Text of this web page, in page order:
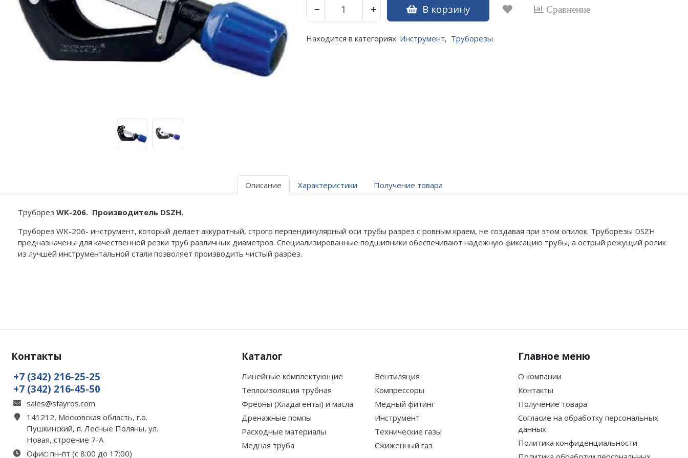
− + В корзину Сравнение
Находится в категориях: Инструмент, Труборезы
Описание Характеристики Получение товара
Труборез WK-206. Производитель DSZH.
Труборез WK-206- инструмент, который делает аккуратный, строго перпендикулярный оси трубы разрез с ровным краем, не создавая при этом опилок. Труборезы DSZH
предназначены для качественной резки труб различных диаметров. Специализированные подшипники обеспечивают надежную фиксацию трубы, а острый режущий ролик
из лучшей инструментальной стали позволяет производить чистый разрез.
Контакты
+7 (342) 216-25-25
+7 (342) 216-45-50
sales@sfayros.com
141212, Московская область, г.о.
Пушкинский, п. Лесные Поляны, ул.
Новая, строение 7-А
Офис: пн-пт (с 8:00 до 17:00)
Каталог
Линейные комплектующие
Теплоизоляция трубная
Фреоны (Хладагенты) и масла
Дренажные помпы
Расходные материалы
Медная труба
Вентиляция
Компрессоры
Медный фитинг
Инструмент
Технические газы
Сжиженный газ
Главное меню
О компании
Контакты
Получение товара
Согласие на обработку персональных
данных
Политика конфиденциальности
Манометры, вакуумметры
Мультиметры